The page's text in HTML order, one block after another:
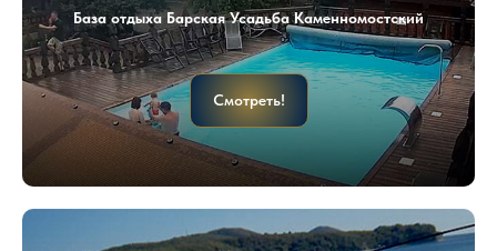
База отдыха Барская Усадьба Каменномостский
Смотреть!